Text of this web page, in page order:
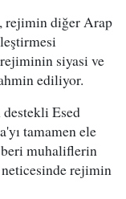
rejimin diğer Arap
siyasi ve
ediliyor.
destekli Esed
tamamen ele
beri muhaliflerin
neticesinde rejimin